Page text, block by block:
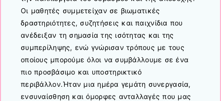
Οι μαθητές συμμετείχαν σε βιωματικές
δραστηριότητες, συζητήσεις και παιχνίδια που
ανέδειξαν τη σημασία της ισότητας και της
συμπερίληψης, ενώ γνώρισαν τρόπους με τους
οποίους μπορούμε όλοι να συμβάλλουμε σε ένα
πιο προσβάσιμο και υποστηρικτικό
περιβάλλον.Ήταν μια ημέρα γεμάτη συνεργασία,
ενσυναίσθηση και όμορφες ανταλλαγές που μας